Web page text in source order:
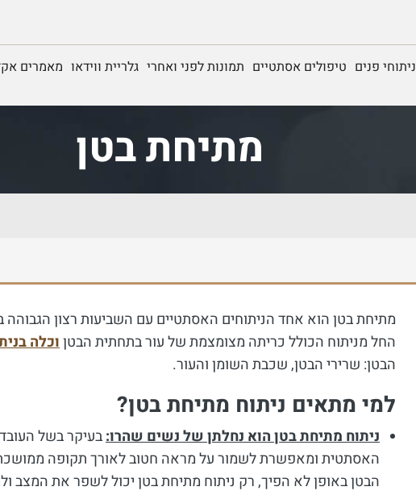
ניתוחי פנים טיפולים אסתטיים תמונות לפני ואחרי גלריית ווידאו מאמרים
מתיחת בטן
מתיחת בטן הוא אחד הניתוחים האסתטיים עם השביעות רצון
החל מניתוח הכולל כריתה מצומצמת של עור בתחתית הבטןוכלה
הבטן: שרירי הבטן, שכבת השומן והעור.
למי מתאים ניתוח מתיחת בטן?
ניתוח מתיחת בטן הוא נחלתן של נשים שהרו:בעיקר בשל
האסתטית ומאפשרת לשמור על מראה חטוב לאורך תקופה
הבטן באופן לא הפיך, רק ניתוח מתיחת בטן יכול לשפר את המצב